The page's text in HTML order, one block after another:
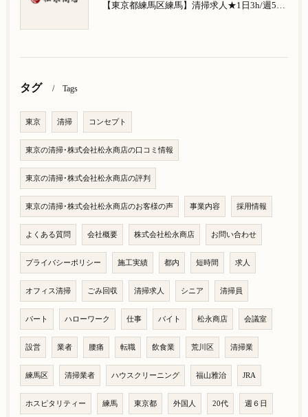
【東京都練馬区練馬】清掃求人★1日3h/週5日/祝日お休み★南大泉在住の方歓迎
タグ Tags
東京 清掃 コンセプト
東京の清掃･株式会社松永商店の口コミ情報
東京の清掃･株式会社松永商店の評判
東京の清掃･株式会社松永商店のお客様の声 事業内容 採用情報
よくある質問 会社概要 株式会社松永商店 お問い合わせ
プライバシーポリシー 施工実績 都内 短時間 求人
オフィス清掃 ごみ回収 清掃求人 シニア 清掃員
パート ハローワーク 仕事 バイト 松永商店 会議室
設営 業者 腰痛 転職 飲食業 荒川区 清掃業
練馬区 清掃業者 ハウスクリーニング 福山雅治 JRA
ホスピタリティー 練馬 東京都 外国人 20代 週６日